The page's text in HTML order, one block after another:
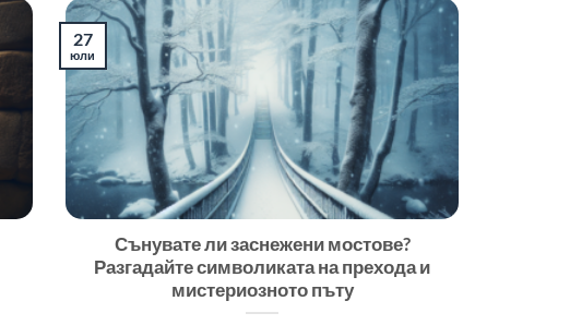
Сънувате ли заснежени мостове?
Разгадайте символиката на прехода и
мистериозното пъту
27
юли